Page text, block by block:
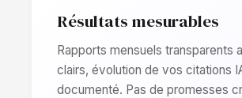
Résultats mesurables
Rapports mensuels transparents
clairs, évolution de vos citations
documenté. Pas de promesses